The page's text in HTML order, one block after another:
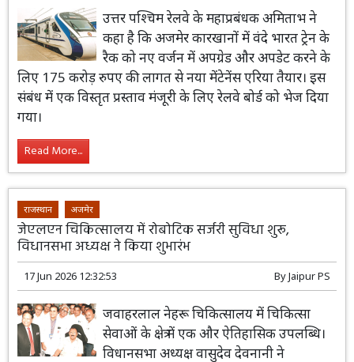
उत्तर पश्चिम रेलवे के महाप्रबंधक अमिताभ ने
कहा है कि अजमेर कारखानों में वंदे भारत ट्रेन के
रैक को नए वर्जन में अपग्रेड और अपडेट करने के
लिए 175 करोड़ रुपए की लागत से नया मेंटेनेंस एरिया तैयार। इस
संबंध में एक विस्तृत प्रस्ताव मंजूरी के लिए रेलवे बोर्ड को भेज दिया
गया।
Read More...
राजस्थान अजमेर
जेएलएन चिकित्सालय में रोबोटिक सर्जरी सुविधा शुरू,
विधानसभा अध्यक्ष ने किया शुभारंभ
17 Jun 2026 12:32:53 ByJaipur PS
जवाहरलाल नेहरू चिकित्सालय में चिकित्सा
सेवाओं के क्षेत्र में एक और ऐतिहासिक उपलब्धि।
विधानसभा अध्यक्ष वासुदेव देवनानी ने